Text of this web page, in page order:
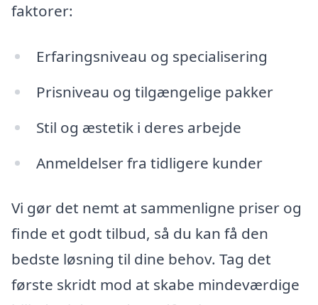
faktorer:
Erfaringsniveau og specialisering
Prisniveau og tilgængelige pakker
Stil og æstetik i deres arbejde
Anmeldelser fra tidligere kunder
Vi gør det nemt at sammenligne priser og
finde et godt tilbud, så du kan få den
bedste løsning til dine behov. Tag det
første skridt mod at skabe mindeværdige